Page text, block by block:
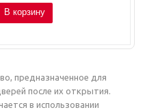
В корзину
предназначенное для
после их открытия.
в использовании